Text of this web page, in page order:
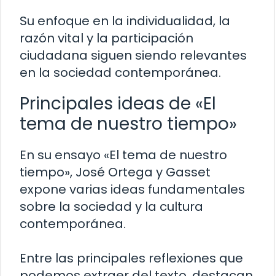
Su enfoque en la individualidad, la
razón vital y la participación
ciudadana siguen siendo relevantes
en la sociedad contemporánea.
Principales ideas de «El
tema de nuestro tiempo»
En su ensayo «El tema de nuestro
tiempo», José Ortega y Gasset
expone varias ideas fundamentales
sobre la sociedad y la cultura
contemporánea.
Entre las principales reflexiones que